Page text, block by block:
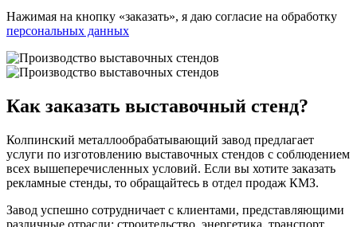
Нажимая на кнопку «заказать», я даю согласие на обработку
персональных данных
Как заказать выставочный стенд?
Колпинский металлообрабатывающий завод предлагает
услуги по изготовлению выставочных стендов с соблюдением
всех вышеперечисленных условий. Если вы хотите заказать
рекламные стенды, то обращайтесь в отдел продаж КМЗ.
Завод успешно сотрудничает с клиентами, представляющими
различные отрасли: строительство, энергетика, транспорт,